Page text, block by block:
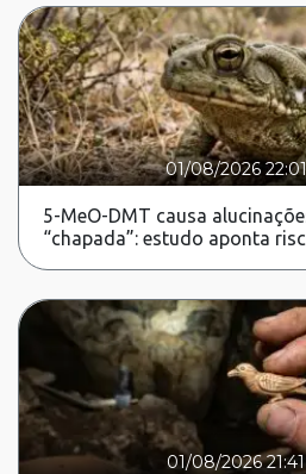
01/08/2026 22:01
5-MeO-DMT causa
“chapada”: estudo aponta
01/08/2026 21:41